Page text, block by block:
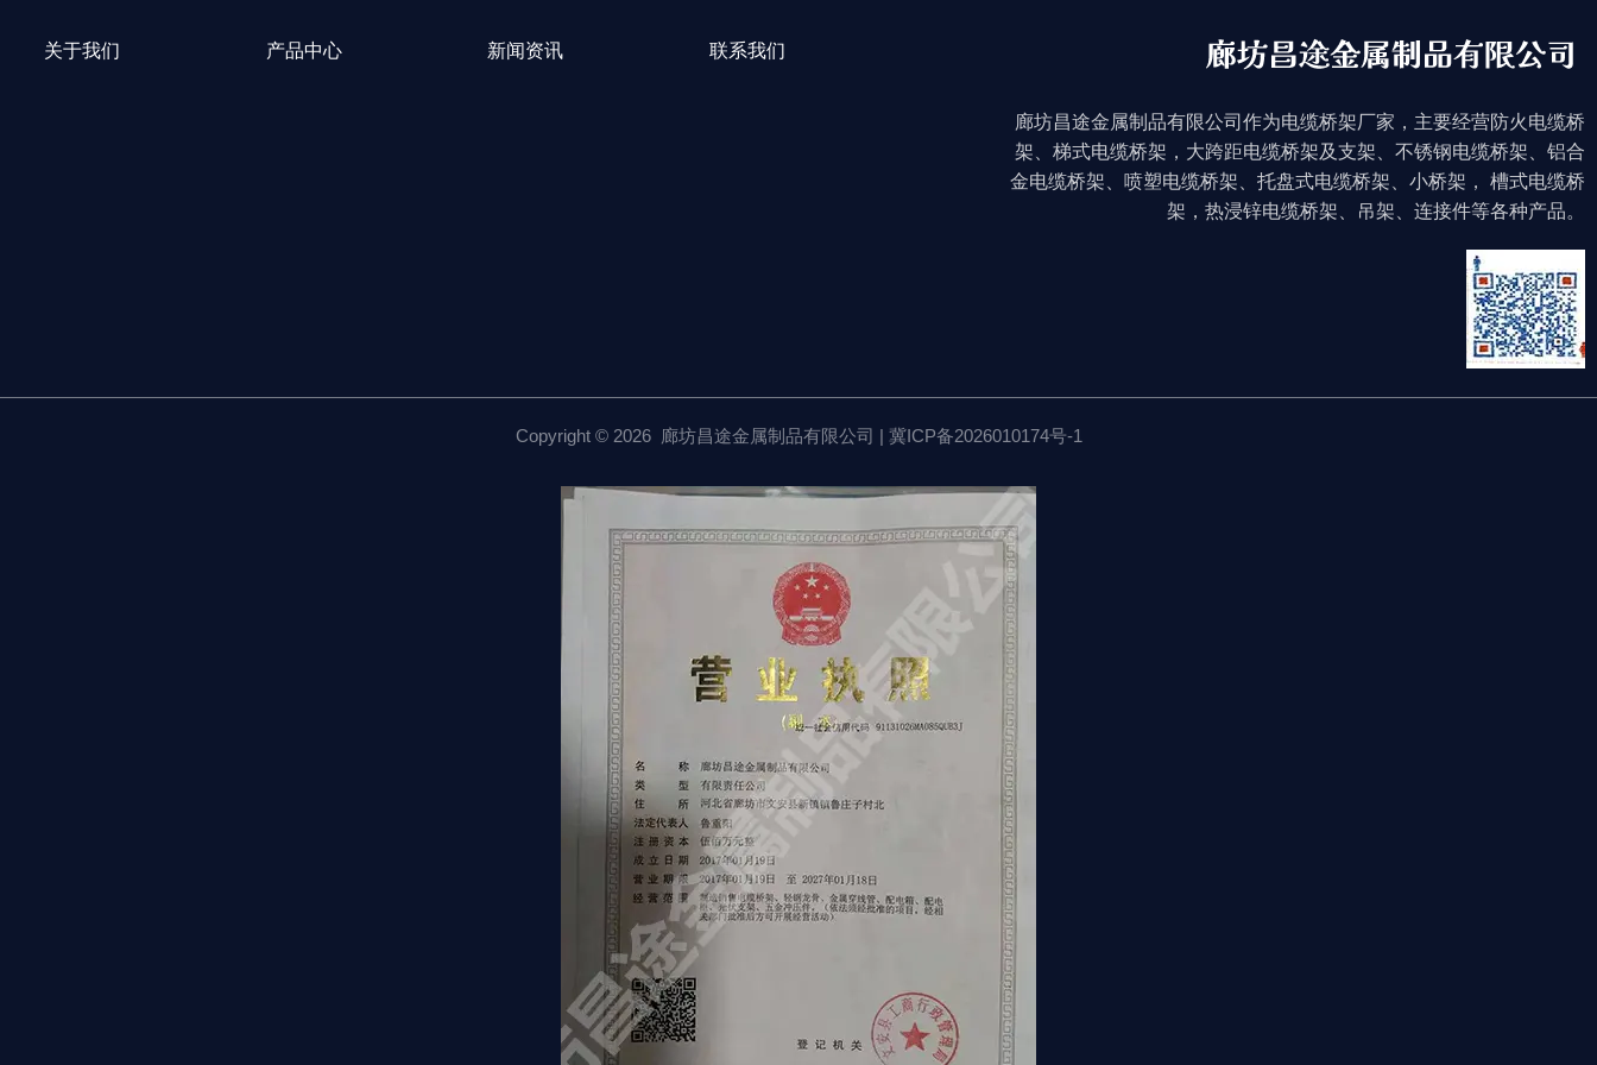
关于我们 产品中心 新闻资讯 联系我们
廊坊昌途金属制品有限公司作为电缆桥架厂家，主要经营防火电缆桥
架、梯式电缆桥架，大跨距电缆桥架及支架、不锈钢电缆桥架、铝合
金电缆桥架、喷塑电缆桥架、托盘式电缆桥架、小桥架， 槽式电缆桥
架，热浸锌电缆桥架、吊架、连接件等各种产品。
Copyright © 2026 廊坊昌途金属制品有限公司 | 冀ICP备2026010174号-1